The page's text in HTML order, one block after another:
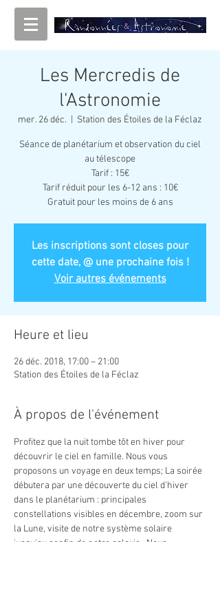
Les Mercredis de
l'Astronomie
mer. 26 déc. Station des Étoiles de la Féclaz
Séance de planétarium et observation du ciel
au télescope
Tarif : 15€
Tarif réduit pour les 6-12 ans : 10€
Gratuit pour les moins de 6 ans
Les inscriptions sont closes pour
cette date, @ une prochaine fois !
Voir autres événements
Heure et lieu
26 déc. 2018, 17:00 – 21:00
Station des Étoiles de la Féclaz
À propos de l'événement
Profitez que la nuit tombe tôt en hiver pour
découvrir le ciel en famille. Nous vous
proposons un voyage en deux temps; La soirée
débutera par une découverte du ciel d'hiver
dans le planétarium : principales
constellations visibles en décembre, zoom sur
la Lune, visite de notre système solaire
jusqu'au confin de notre galaxie...Nous